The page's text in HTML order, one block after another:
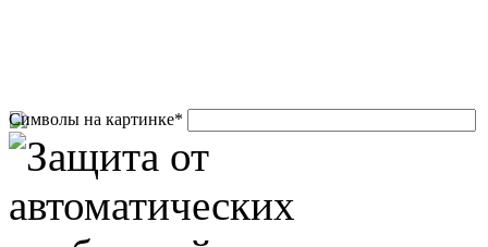
Символы на картинке*